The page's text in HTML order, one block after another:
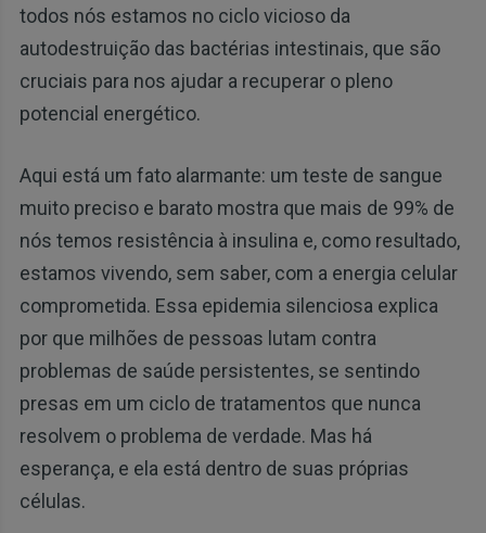
todos nós estamos no ciclo vicioso da
autodestruição das bactérias intestinais, que são
cruciais para nos ajudar a recuperar o pleno
potencial energético.
Aqui está um fato alarmante: um teste de sangue
muito preciso e barato mostra que mais de 99% de
nós temos resistência à insulina e, como resultado,
estamos vivendo, sem saber, com a energia celular
comprometida. Essa epidemia silenciosa explica
por que milhões de pessoas lutam contra
problemas de saúde persistentes, se sentindo
presas em um ciclo de tratamentos que nunca
resolvem o problema de verdade. Mas há
esperança, e ela está dentro de suas próprias
células.